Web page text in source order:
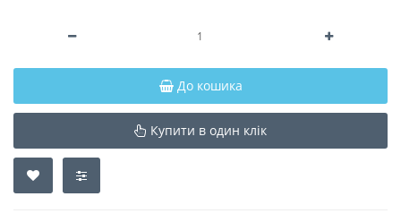
До кошика
Купити в один клік